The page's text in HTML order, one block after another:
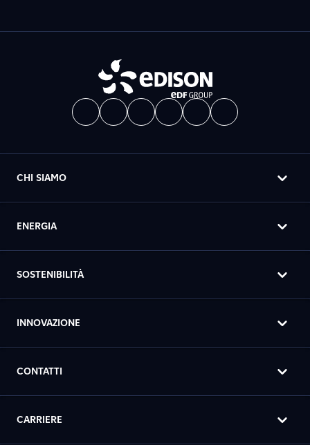
CHI SIAMO
ENERGIA
SOSTENIBILITÀ
INNOVAZIONE
CONTATTI
CARRIERE